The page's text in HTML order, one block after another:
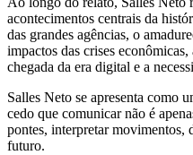
acontecimentos centrais da
das grandes agências, o
impactos das crises
chegada da era digital e a
Salles Neto se apresenta como
cedo que comunicar não é
pontes, interpretar movimentos,
futuro.